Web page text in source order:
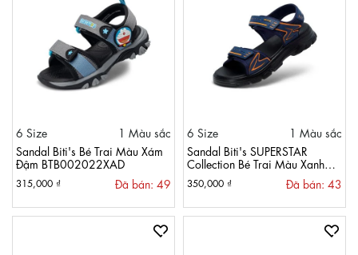
6 Size
1 Màu sắc
Sandal Biti's Bé Trai Màu Xám
Đậm BTB002022XAD
315,000 ₫ Đã bán: 49
6 Size
1 Màu sắc
Sandal Biti's SUPERSTAR
Collection Bé Trai Màu Xanh
350,000 ₫ Đã bán: 43